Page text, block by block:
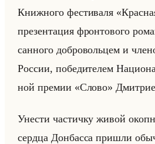
Книж­но­го фе­сти­ва­ля
пре­зен­та­ция фрон­то­во­го
сан­но­го доб­ро­вольцем и
Рос­сии, по­бе­ди­те­лем
ной пре­мии «Слово»
Уне­сти ча­стич­ку живой
серд­ца Дон­бас­са при­шли